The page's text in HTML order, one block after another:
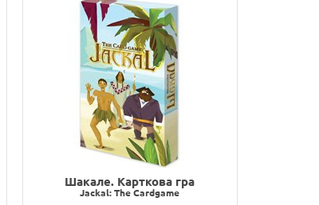
Шакале. Карткова гра
Jackal: The Cardgame